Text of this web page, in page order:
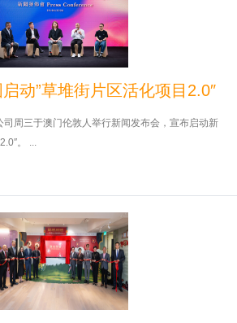
动”草堆街片区活化项目2.0″
周三于澳门伦敦人举行新闻发布会，宣布启动新
。 ...